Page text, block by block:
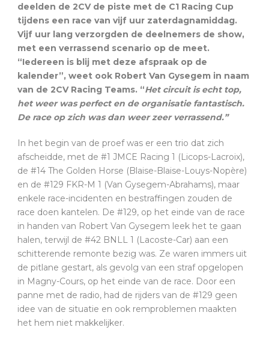
deelden de 2CV de piste met de C1 Racing Cup
tijdens een race van vijf uur zaterdagnamiddag.
Vijf uur lang verzorgden de deelnemers de show,
met een verrassend scenario op de meet.
“Iedereen is blij met deze afspraak op de
kalender”, weet ook Robert Van Gysegem in naam
van de 2CV Racing Teams. “Het circuit is echt top,
het weer was perfect en de organisatie fantastisch.
De race op zich was dan weer zeer verrassend.”
In het begin van de proef was er een trio dat zich
afscheidde, met de #1 JMCE Racing 1 (Licops-Lacroix),
de #14 The Golden Horse (Blaise-Blaise-Louys-Nopère)
en de #129 FKR-M 1 (Van Gysegem-Abrahams), maar
enkele race-incidenten en bestraffingen zouden de
race doen kantelen. De #129, op het einde van de race
in handen van Robert Van Gysegem leek het te gaan
halen, terwijl de #42 BNLL 1 (Lacoste-Car) aan een
schitterende remonte bezig was. Ze waren immers uit
de pitlane gestart, als gevolg van een straf opgelopen
in Magny-Cours, op het einde van de race. Door een
panne met de radio, had de rijders van de #129 geen
idee van de situatie en ook remproblemen maakten
het hem niet makkelijker.